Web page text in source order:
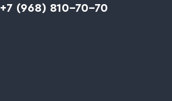
+7 (968) 810-70-70